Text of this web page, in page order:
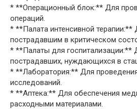
* **Операционный блок:** Для
операций.
* **Палата интенсивной
пострадавшим в критическом
* **Палаты для госпитализации:**
пострадавших, нуждающихся в
* **Лаборатория:** Для
исследований.
* **Аптека:** Для обеспечения
расходными материалами.